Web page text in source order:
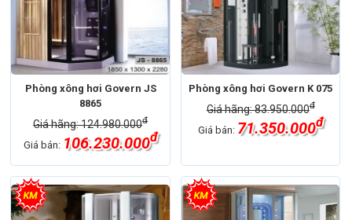
Phòng xông hơi Govern JS
8865
Giá hãng: 124.980.000đ
Giá bán: 106.230.000đ
Phòng xông hơi Govern K 075
Giá hãng: 83.950.000đ
Giá bán: 71.350.000đ